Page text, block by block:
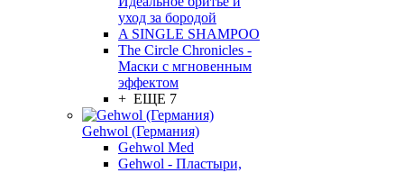
уход за бородой
A SINGLE SHAMPOO
The Circle Chronicles -
Маски с мгновенным
эффектом
+ ЕЩЕ 7
Gehwol (Германия)
Gehwol Med
Gehwol - Пластыри,